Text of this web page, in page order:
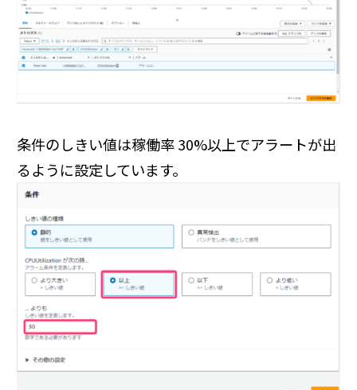
条件のしきい値は稼働率 30%以上でアラートが出
るように設定しています。